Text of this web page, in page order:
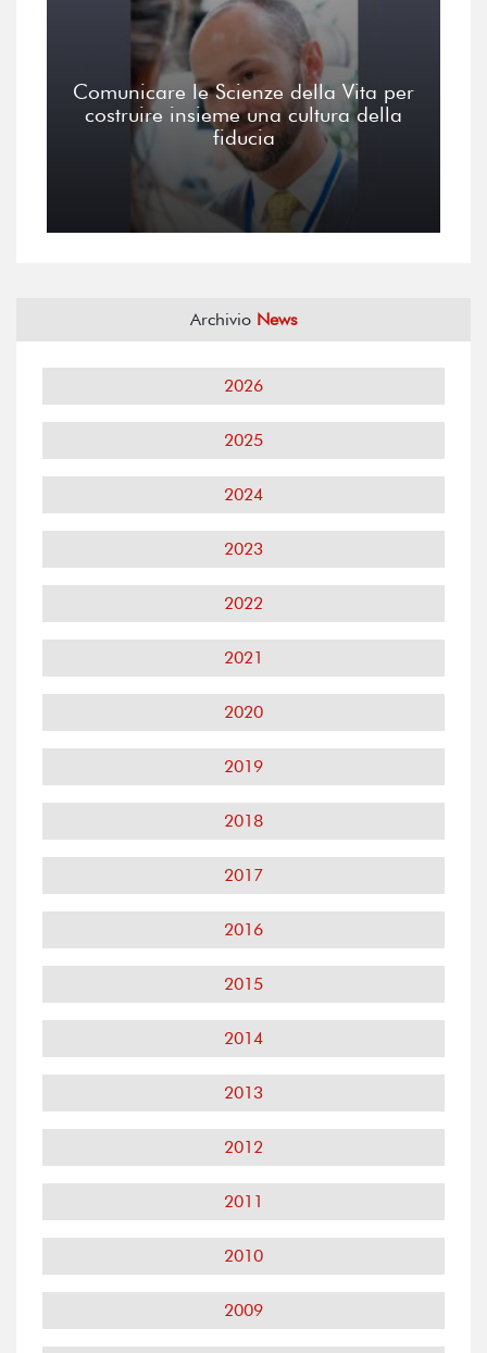
Comunicare le Scienze della Vita per
costruire insieme una cultura della
fiducia
Archivio News
2026
2025
2024
2023
2022
2021
2020
2019
2018
2017
2016
2015
2014
2013
2012
2011
2010
2009